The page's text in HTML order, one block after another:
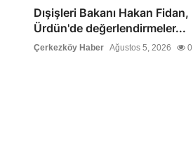
Dışişleri Bakanı Hakan Fidan,
Ürdün'de değerlendirmeler...
Çerkezköy Haber Ağustos 5, 2026 0